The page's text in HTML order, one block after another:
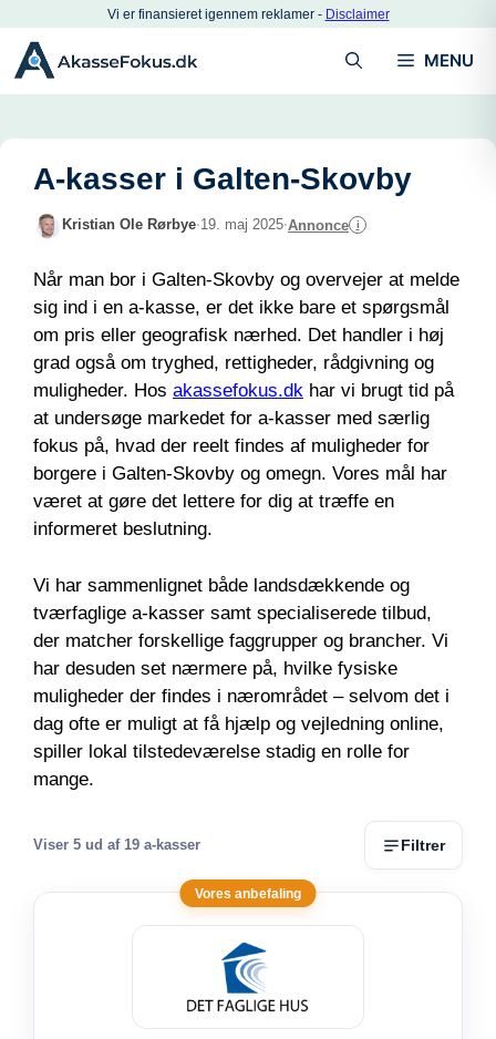
indhold
Vi er finansieret igennem reklamer - Disclaimer
MENU
A-kasser i Galten-Skovby
Kristian Ole Rørbye·19. maj 2025·Annonce i
Når man bor i Galten-Skovby og overvejer at melde
sig ind i en a-kasse, er det ikke bare et spørgsmål
om pris eller geografisk nærhed. Det handler i høj
grad også om tryghed, rettigheder, rådgivning og
muligheder. Hos akassefokus.dk har vi brugt tid på
at undersøge markedet for a-kasser med særlig
fokus på, hvad der reelt findes af muligheder for
borgere i Galten-Skovby og omegn. Vores mål har
været at gøre det lettere for dig at træffe en
informeret beslutning.
Vi har sammenlignet både landsdækkende og
tværfaglige a-kasser samt specialiserede tilbud,
der matcher forskellige faggrupper og brancher. Vi
har desuden set nærmere på, hvilke fysiske
muligheder der findes i nærområdet – selvom det i
dag ofte er muligt at få hjælp og vejledning online,
spiller lokal tilstedeværelse stadig en rolle for
mange.
Viser 5 ud af 19 a-kasser Filtrer
Vores anbefaling